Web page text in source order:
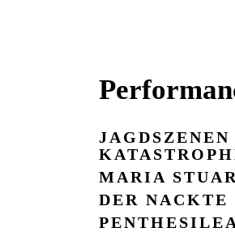
JAGDSZENEN
MARIA
DER NACKTE